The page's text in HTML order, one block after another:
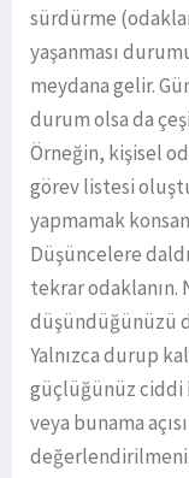
sürdürme
yaşanması
meydana gelir.
durum olsa da
Örneğin, kişisel
görev listesi
yapmamak
Düşüncelere
tekrar
düşündüğünüzü
Yalnızca durup
güçlüğünüz ciddi
veya bunama